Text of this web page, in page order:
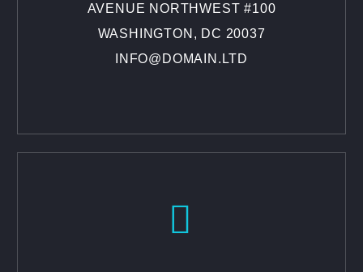
AVENUE NORTHWEST #100
WASHINGTON, DC 20037
INFO@DOMAIN.LTD

